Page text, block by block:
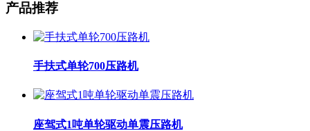
产品推荐
手扶式单轮700压路机
座驾式1吨单轮驱动单震压路机